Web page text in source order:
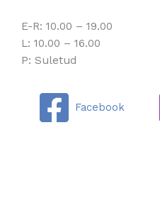
E-R: 10.00 – 19.00
L: 10.00 – 16.00
P: Suletud
Facebook